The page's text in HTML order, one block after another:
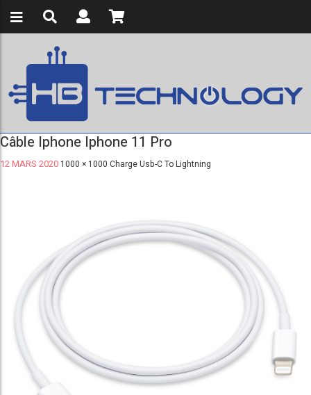
Câble Iphone Iphone 11 Pro
12 MARS 2020 1000 × 1000 Charge Usb-C To Lightning